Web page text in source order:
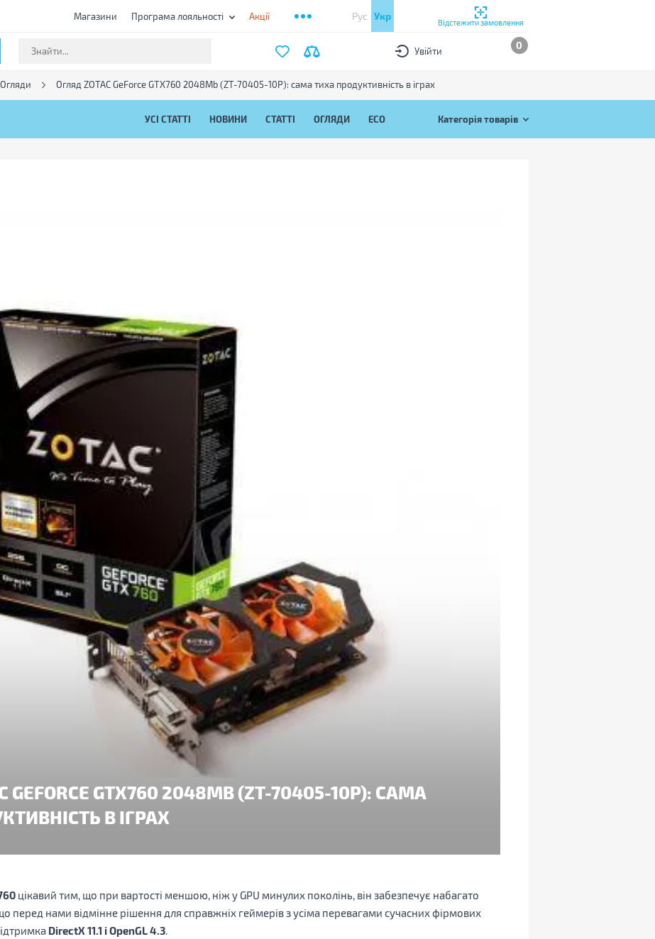
Магазини Програма лояльності Акції Рус Укр
Відстежити замовлення
Увійти 0
Огляди Огляд ZOTAC GeForce GTX760 2048Mb (ZT-70405-10P): сама тиха продуктивність в іграх
УСІ СТАТТІ НОВИНИ СТАТТІ ОГЛЯДИ ECO Категорія товарів
GEFORCE GTX760 2048MB (ZT-70405-10P): САМА
В ІГРАХ
цікавий тим, що при вартості меншою, ніж у GPU минулих поколінь, він забезпечує набагато
перед нами відмінне рішення для справжніх геймерів з усіма перевагами сучасних фірмових
DirectX 11.1 і OpenGL 4.3.